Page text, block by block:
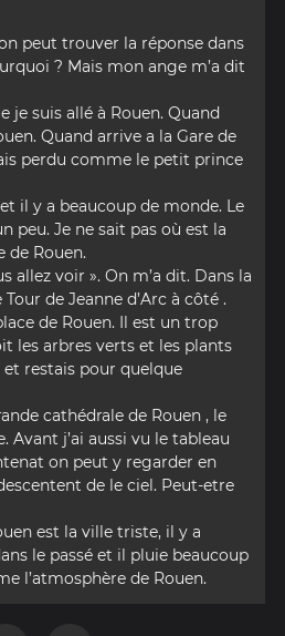
peut trouver la réponse dans
? Mais mon ange m’a dit
je suis allé à Rouen. Quand
Quand arrive a la Gare de
perdu comme le petit prince
il y a beaucoup de monde. Le
peu. Je ne sait pas où est la
de Rouen.
allez voir ». On m’a dit. Dans la
de Jeanne d’Arc à côté .
de Rouen. Il est un trop
les arbres verts et les plants
et restais pour quelque
cathédrale de Rouen , le
j’ai aussi vu le tableau
on peut y regarder en
de le ciel. Peut-etre
est la ville triste, il y a
le passé et il pluie beaucoup
l’atmosphère de Rouen.